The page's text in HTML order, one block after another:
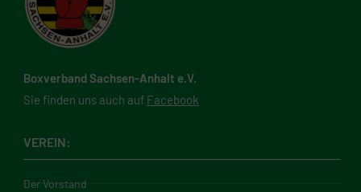
Boxverband Sachsen-Anhalt e.V.
Sie finden uns auch auf Facebook
VEREIN:
Der Vorstand